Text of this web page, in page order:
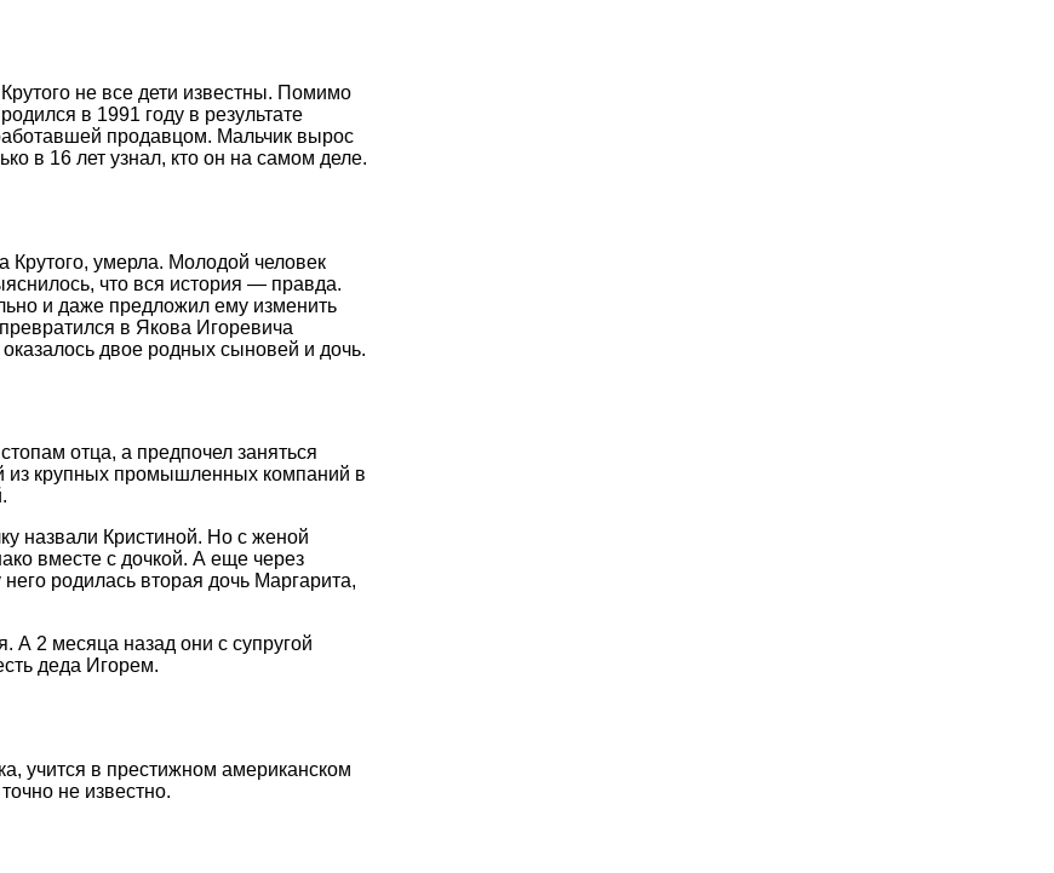
не все дети известны. Помимо
в 1991 году в результате
продавцом. Мальчик вырос
в 16 лет узнал, кто он на самом деле.
Крутого, умерла. Молодой человек
что вся история — правда.
и даже предложил ему изменить
в Якова Игоревича
двое родных сыновей и дочь.
отца, а предпочел заняться
из крупных промышленных компаний в
назвали Кристиной. Но с женой
вместе с дочкой. А еще через
родилась вторая дочь Маргарита,
А 2 месяца назад они с супругой
деда Игорем.
учится в престижном американском
не известно.